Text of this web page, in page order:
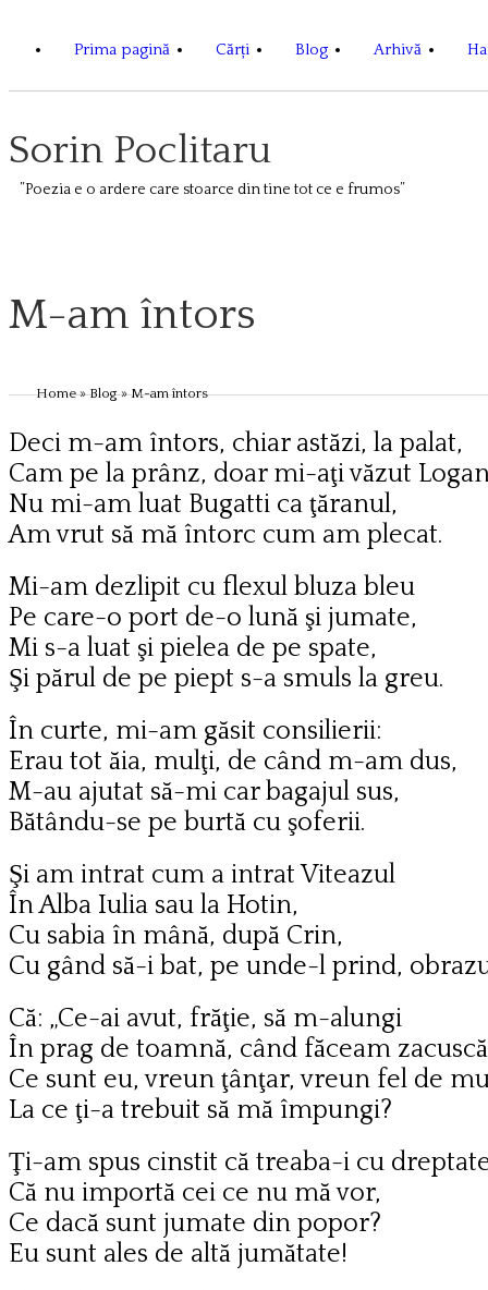
Prima pagină Cărți Blog Arhivă
Sorin Poclitaru
”Poezia e o ardere care stoarce din tine tot ce e frumos”
M-am întors
Home»Blog» M-am întors
Deci m-am întors, chiar astăzi, la palat,
Cam pe la prânz, doar mi-aţi văzut
Nu mi-am luat Bugatti ca ţăranul,
Am vrut să mă întorc cum am plecat.
Mi-am dezlipit cu flexul bluza bleu
Pe care-o port de-o lună şi jumate,
Mi s-a luat şi pielea de pe spate,
Şi părul de pe piept s-a smuls la greu.
În curte, mi-am găsit consilierii:
Erau tot ăia, mulţi, de când m-am dus,
M-au ajutat să-mi car bagajul sus,
Bătându-se pe burtă cu şoferii.
Şi am intrat cum a intrat Viteazul
În Alba Iulia sau la Hotin,
Cu sabia în mână, după Crin,
Cu gând să-i bat, pe unde-l prind,
Că: „Ce-ai avut, frăţie, să m-alungi
În prag de toamnă, când făceam
Ce sunt eu, vreun ţânţar, vreun fel de
La ce ţi-a trebuit să mă împungi?
Ţi-am spus cinstit că treaba-i cu
Că nu importă cei ce nu mă vor,
Ce dacă sunt jumate din popor?
Eu sunt ales de altă jumătate!